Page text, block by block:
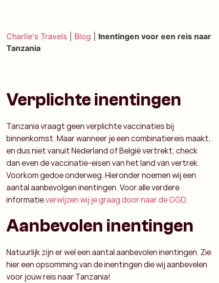
Charlie's Travels Blog
Inentingen voor een reis naar
Tanzania
Verplichte inentingen
Tanzania vraagt geen verplichte vaccinaties bij
binnenkomst. Maar wanneer je een combinatiereis maakt,
en dus niet vanuit Nederland of België vertrekt, check
dan even de vaccinatie-eisen van het land van vertrek.
Voorkom gedoe onderweg. Hieronder noemen wij een
aantal aanbevolgen inentingen. Voor alle verdere
informatieverwijzen wij je graag door naar de GGD.
Aanbevolen inentingen
Natuurlijk zijn er wel een aantal aanbevolen inentingen. Zie
hier een opsomming van de inentingen die wij aanbevelen
voor jouw reis naar Tanzania!